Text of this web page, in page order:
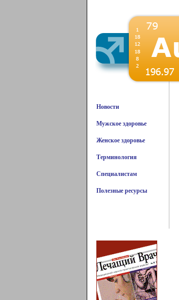
Новости
Мужское здоровье
Женское здоровье
Терминология
Специалистам
Полезные ресурсы